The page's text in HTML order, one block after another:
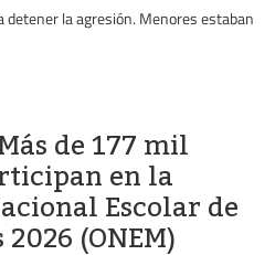
detener la agresión. Menores estaban
de 177 mil
en la
Escolar de
(ONEM)